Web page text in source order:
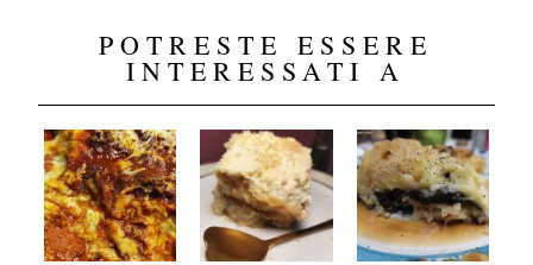
POTRESTE ESSERE
INTERESSATI A